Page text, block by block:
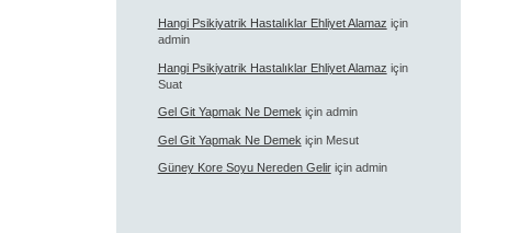
Hangi Psikiyatrik Hastalıklar Ehliyet Alamaz için
admin
Hangi Psikiyatrik Hastalıklar Ehliyet Alamaz için
Suat
Gel Git Yapmak Ne Demek için admin
Gel Git Yapmak Ne Demek için Mesut
Güney Kore Soyu Nereden Geliriçin admin